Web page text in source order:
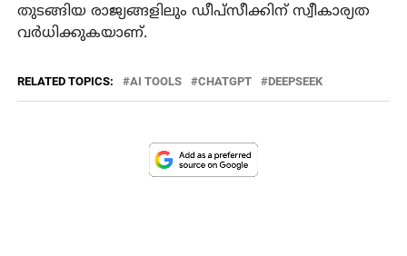
തുടങ്ങിയ രാജ്യങ്ങളിലും ഡീപ്‌സീക്കിന്‌ സ്വീകാര്യത
വർധിക്കുകയാണ്‌.
RELATED TOPICS: AI TOOLS CHATGPT DEEPSEEK